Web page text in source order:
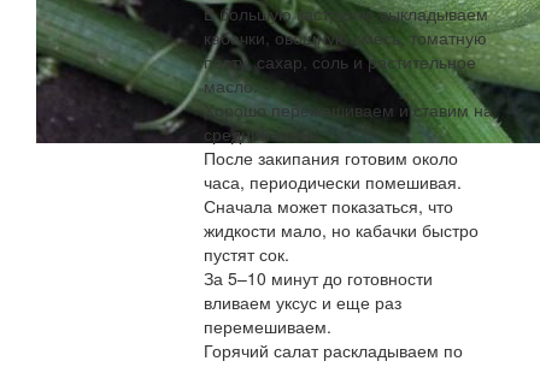
В большую кастрюлю выкладываем
кабачки, овощную смесь, томатную
пасту, сахар, соль и растительное
масло.
Хорошо перемешиваем и ставим на
средний огонь.
После закипания готовим около
часа, периодически помешивая.
Сначала может показаться, что
жидкости мало, но кабачки быстро
пустят сок.
За 5–10 минут до готовности
вливаем уксус и еще раз
перемешиваем.
Горячий салат раскладываем по